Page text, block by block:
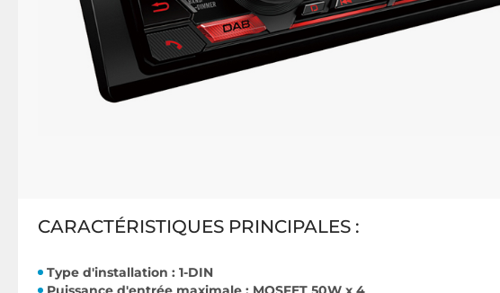
CARACTÉRISTIQUES PRINCIPALES :
Type d'installation : 1-DIN